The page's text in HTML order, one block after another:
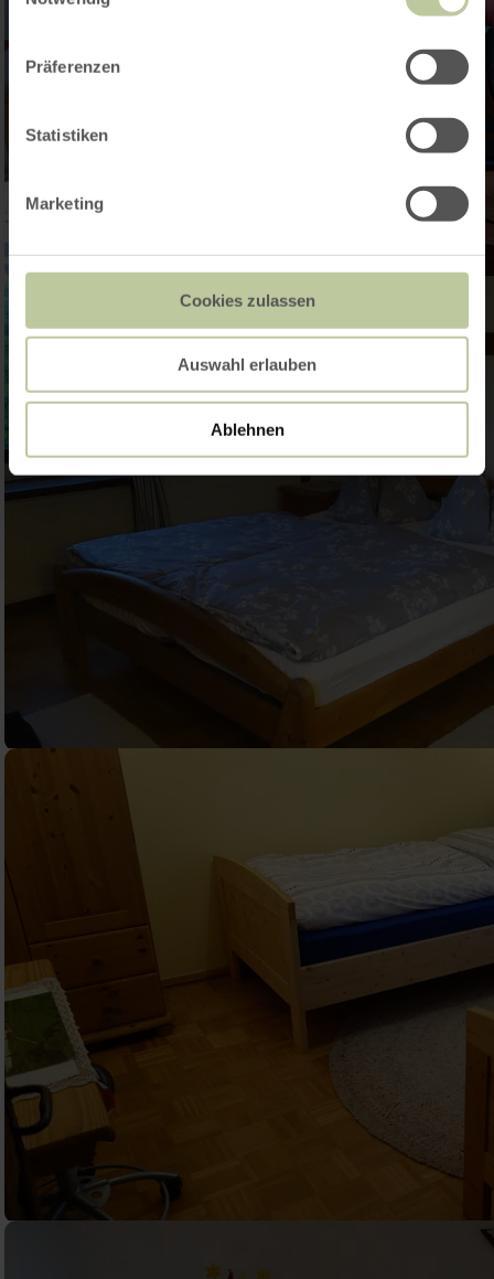
Präferenzen
Statistiken
Marketing
Cookies zulassen
Auswahl erlauben
Ablehnen